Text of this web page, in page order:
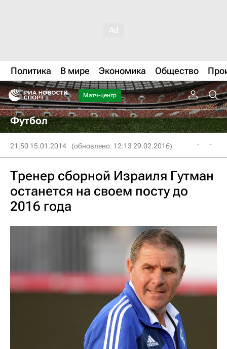
Политика В мире Экономика Общество
Матч-центр
Футбол
21:50 15.01.2014 (обновлено: 12:13 29.02.2016)
Тренер сборной Израиля Гутман
останется на своем посту до
2016 года